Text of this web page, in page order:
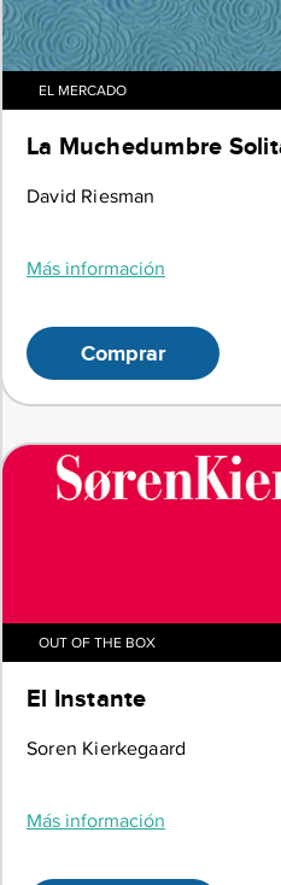
EL MERCADO
La Muchedumbre
David Riesman
Más información
Comprar
OUT OF THE BOX
El Instante
Soren Kierkegaard
Más información